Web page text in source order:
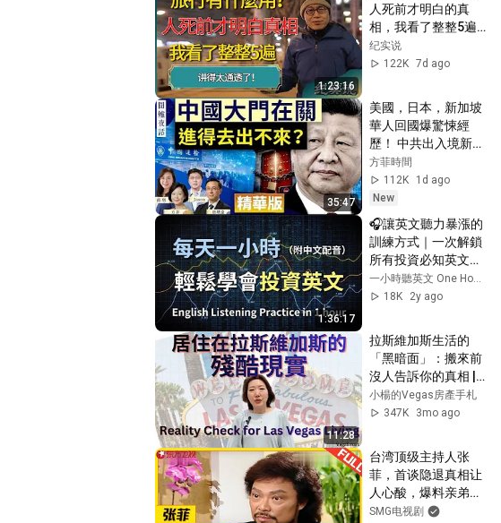
1:23:16
人死前才明白的真
相，我看了整整5遍
才看透！  #梁文道 #
圆桌派  #一千零一夜
纪实说
122K 7d ago
35:47
美國，日本，新加坡
華人回國爆驚悚經
歷！ 中共出入境新規
已經開始實行？【圍
爐夜話精華版】唐靖
遠 Jason 薇羽 方菲
方菲時間
112K
1d ago
New
1:36:17
🎧讓英文聽力暴漲的
訓練方式｜一次解鎖
所有投資必知英文｜
實用投資英文｜股市
交易對話｜投資策略
零基礎掌握金融英語
｜國際經濟英文｜
English
Listening（附中文配
音）
一小時聽英文 One Hour English
18K
2y ago
11:28
拉斯維加斯生活的
「黑暗面」：搬來前
沒人告訴你的真相 |
Reality Check for
2026 Las Vegas
小楊的Vegas房產手札
347K
3mo ago
台湾顶级主持人张
菲，首谈隐退真相让
人心酸，爆料亲弟弟
费玉清情感问题，73
SMG电视剧